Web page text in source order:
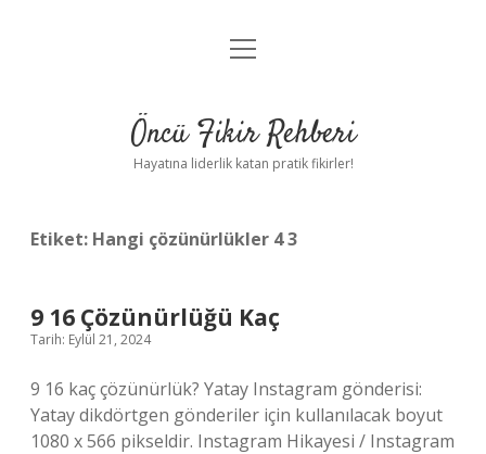
Anasayfa
Yasal Uyarı
menüyü
Öncü Fikir Rehberi
Hayatına liderlik katan pratik fikirler!
Etiket: Hangi çözünürlükler 4 3
9 16 Çözünürlüğü Kaç
Tarih: Eylül 21, 2024
9 16 kaç çözünürlük? Yatay Instagram gönderisi:
Yatay dikdörtgen gönderiler için kullanılacak boyut
1080 x 566 pikseldir. Instagram Hikayesi / Instagram